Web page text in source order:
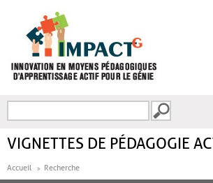
FORMULAIRE DE
VIGNETTES DE PÉDAGOGIE
Accueil Recherche